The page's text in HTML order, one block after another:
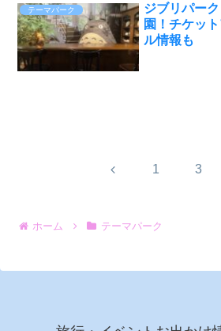
テーマパーク
ジブリパー
園！チケッ
ル情報も
前 1 3
ホーム テーマパーク